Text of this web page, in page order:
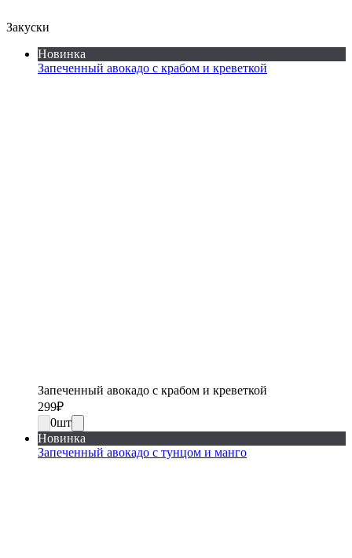
Закуски
Новинка
Запеченный авокадо с крабом и креветкой
Запеченный авокадо с крабом и креветкой
299₽
0шт
Новинка
Запеченный авокадо с тунцом и манго